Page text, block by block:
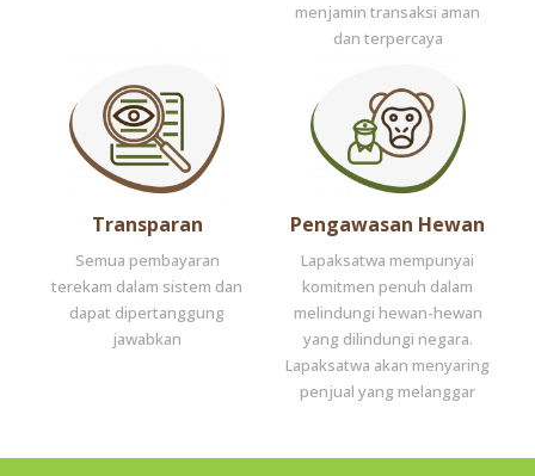
menjamin transaksi aman
dan terpercaya
Transparan
Semua pembayaran
terekam dalam sistem dan
dapat dipertanggung
jawabkan
Pengawasan Hewan
Lapaksatwa mempunyai
komitmen penuh dalam
melindungi hewan-hewan
yang dilindungi negara.
Lapaksatwa akan menyaring
penjual yang melanggar